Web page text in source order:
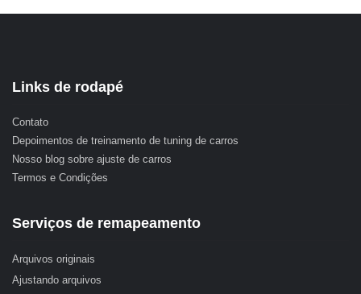
Links de rodapé
Contato
Depoimentos de treinamento de tuning de carros
Nosso blog sobre ajuste de carros
Termos e Condições
Serviços de remapeamento
Arquivos originais
Ajustando arquivos